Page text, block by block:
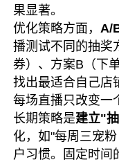
果显著。
优化策略方面，A/
播测试不同的抽奖
券）、方案B（下
找出最适合自己店
每场直播只改变一
长期策略是建立"
化，如"每周三宠
户习惯。固定时间